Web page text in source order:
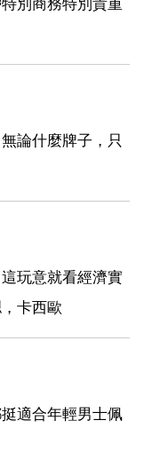
論什麼牌子，只
玩意就看經濟實
卡西歐
適合年輕男士佩